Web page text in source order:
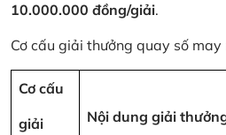
10.000.000 đồng/giải.
Cơ cấu giải thưởng quay số may
Cơ cấu
giải
Nội dung giải